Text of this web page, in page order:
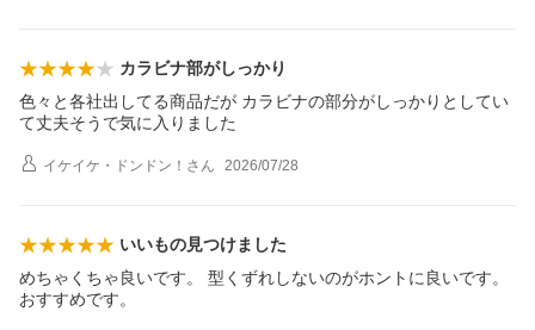
カラビナ部がしっかり
色々と各社出してる商品だが カラビナの部分がしっかりとしてい
て丈夫そうで気に入りました
イケイケ・ドンドン！ さん 2026/07/28
いいもの見つけました
めちゃくちゃ良いです。 型くずれしないのがホントに良いです。
おすすめです。